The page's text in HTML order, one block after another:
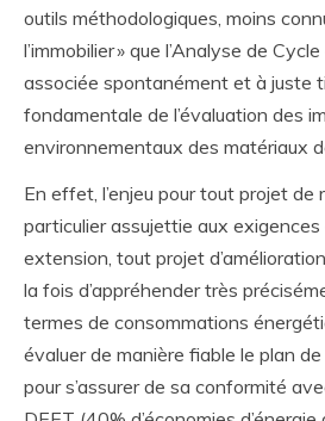
outils méthodologiques, moins
l’immobilier » que l’Analyse de
associée spontanément et à juste
fondamentale de l’évaluation des
environnementaux des matériaux
En effet, l’enjeu pour tout projet de
particulier assujettie aux exigences
extension, tout projet
la fois d’appréhender très
termes de consommations
évaluer de manière fiable le plan
pour s’assurer de sa conformité